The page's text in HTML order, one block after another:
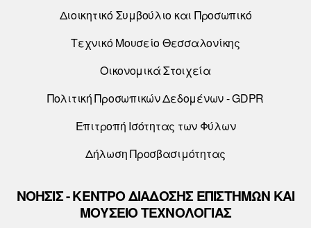
Διοικητικό Συμβούλιο και Προσωπικό
Τεχνικό Μουσείο Θεσσαλονίκης
Οικονομικά Στοιχεία
Πολιτική Προσωπικών Δεδομένων - GDPR
Επιτροπή Ισότητας των Φύλων
Δήλωση Προσβασιμότητας
ΝΟΗΣΙΣ - ΚΕΝΤΡΟ ΔΙΑΔΟΣΗΣ ΕΠΙΣΤΗΜΩΝ ΚΑΙ
ΜΟΥΣΕΙΟ ΤΕΧΝΟΛΟΓΙΑΣ